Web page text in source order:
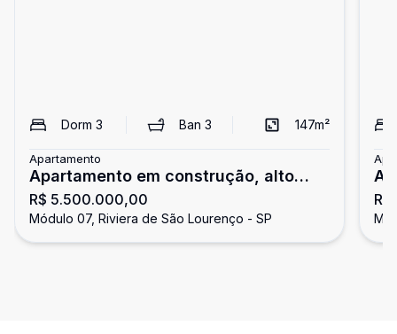
Dorm 3 Ban3 147m²
Apartamento
Apartamento em construção, alto
padrão, 3 suítes, à venda na Riviera
de São Lourenço.
R$ 5.500.000,00
Módulo 07, Riviera de São Lourenço - SP